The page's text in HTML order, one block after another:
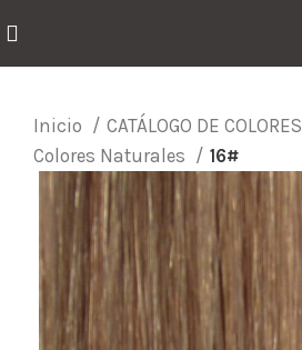
Inicio
CATÁLOGO DE COLORES
Colores Naturales
16#